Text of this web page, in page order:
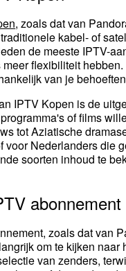
, zoals dat van
kabel- of
de meeste IPTV-
flexibiliteit
van je
IPTV Kopen is de
of films
tot Aziatische
voor Nederlanders die
soorten inhoud te
abonnement
zoals dat van
om te kijken
van zenders,